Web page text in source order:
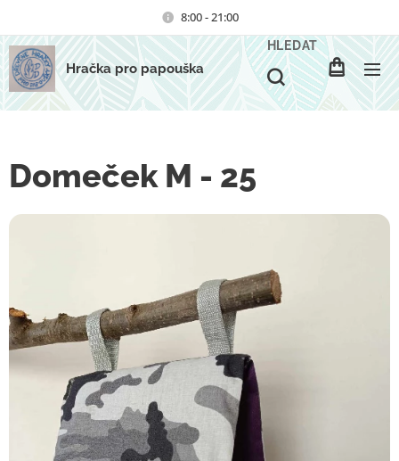
8:00 - 21:00
Hračka pro papouška
HLEDAT
Domeček M - 25